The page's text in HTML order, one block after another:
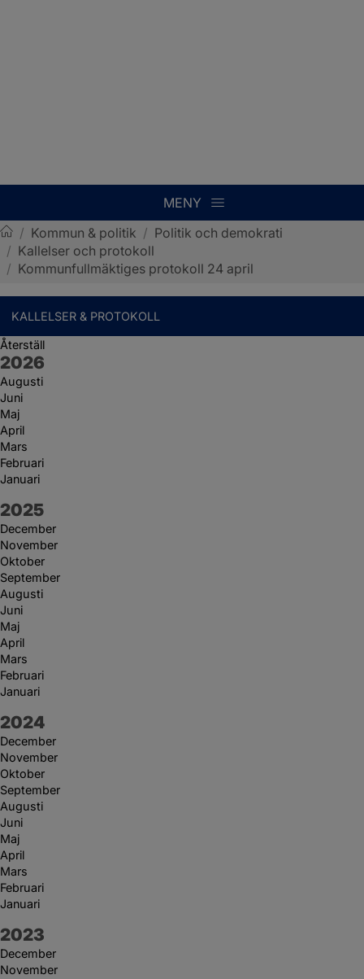
MENY
Sotenäs kommun
/ Kommun & politik / Politik och demokrati
/ Kallelser och protokoll
/ Kommunfullmäktiges protokoll 24 april
KALLELSER & PROTOKOLL
Återställ
År:
2026
Augusti
Juni
Maj
April
Mars
Februari
Januari
År:
2025
December
November
Oktober
September
Augusti
Juni
Maj
April
Mars
Februari
Januari
År:
2024
December
November
Oktober
September
Augusti
Juni
Maj
April
Mars
Februari
Januari
År:
2023
December
November